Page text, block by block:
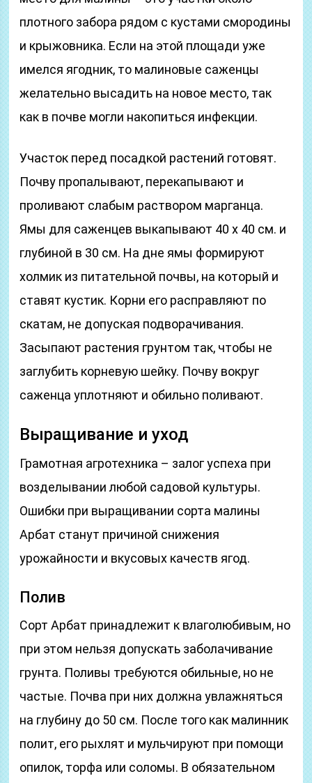
плотного забора рядом с кустами смородины
и крыжовника. Если на этой площади уже
имелся ягодник, то малиновые саженцы
желательно высадить на новое место, так
как в почве могли накопиться инфекции.
Участок перед посадкой растений готовят.
Почву пропалывают, перекапывают и
проливают слабым раствором марганца.
Ямы для саженцев выкапывают 40 х 40 см. и
глубиной в 30 см. На дне ямы формируют
холмик из питательной почвы, на который и
ставят кустик. Корни его расправляют по
скатам, не допуская подворачивания.
Засыпают растения грунтом так, чтобы не
заглубить корневую шейку. Почву вокруг
саженца уплотняют и обильно поливают.
Выращивание и уход
Грамотная агротехника – залог успеха при
возделывании любой садовой культуры.
Ошибки при выращивании сорта малины
Арбат станут причиной снижения
урожайности и вкусовых качеств ягод.
Полив
Сорт Арбат принадлежит к влаголюбивым, но
при этом нельзя допускать заболачивание
грунта. Поливы требуются обильные, но не
частые. Почва при них должна увлажняться
на глубину до 50 см. После того как малинник
полит, его рыхлят и мульчируют при помощи
опилок, торфа или соломы. В обязательном